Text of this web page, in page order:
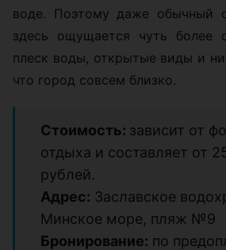
воде. Поэтому даже обычный
здесь ощущается чуть более
плеск воды, открытые виды и
что город совсем близко.
Стоимость: зависит от
отдыха и составляет от
рублей.
Адрес: Заславское
Минское море, пляж №9
Бронирование: по